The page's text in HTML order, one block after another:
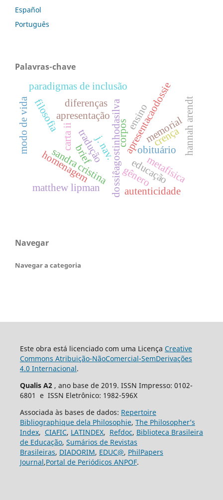
Español
Português
Palavras-chave
apresentaçãodossiêagostinhodasilvaapresentacaodossie
tradução
briefj. nav.
carta ii
sandra cristina obituário
homenagem
memorial
diferenças
corpos
paradigmas de inclusão
filosofia
metafísica
modo de vida
matthew lipman
educação
crença
gênero
ensino hannah arendt
autenticidade
Navegar
Navegar a categoria
Este obra está licenciado com uma Licença Creative
Commons Atribuição-NãoComercial-SemDerivações
4.0 Internacional.
Qualis A2 , ano base de 2019. ISSN Impresso: 0102-
6801 e ISSN Eletrônico: 1982-596X
Associada às bases de dados: Repertoire
Bibliographique dela Philosophie, The Philosopher’s
Index, CIAFIC, LATINDEX, Refdoc, Biblioteca Brasileira
de Educação, Sumários de Revistas
Brasileiras, DIADORIM, EDUC@, PhilPapers
Journal,Portal de Periódicos ANPOF.